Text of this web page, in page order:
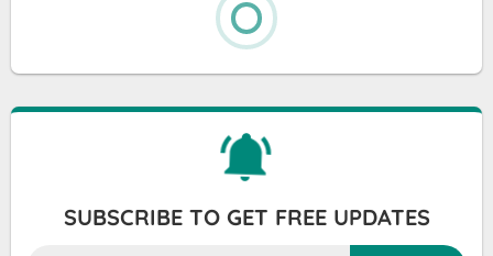
SUBSCRIBE TO GET FREE UPDATES